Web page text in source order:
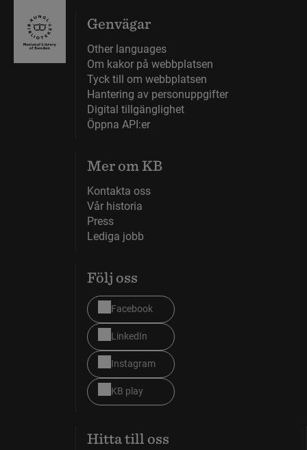
Genvägar
Other languages
Om kakor på webbplatsen
Tyck till om webbplatsen
Hantering av personuppgifter
Digital tillgänglighet
Öppna API:er
Mer om KB
Kontakta oss
Vår historia
Press
Lediga jobb
Följ oss
Facebook
LinkedIn
Instagram
KB play
Hitta till oss